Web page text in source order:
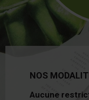
NOS
Aucune